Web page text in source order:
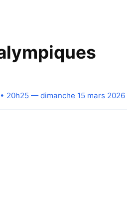
• 20h25 — dimanche 15 mars 2026